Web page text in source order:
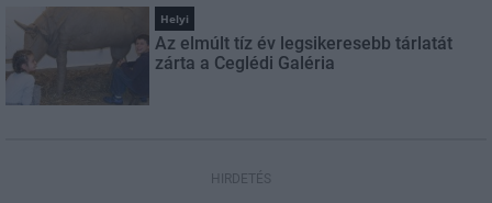
Helyi
Az elmúlt tíz év legsikeresebb tárlatát
zárta a Ceglédi Galéria
HIRDETÉS